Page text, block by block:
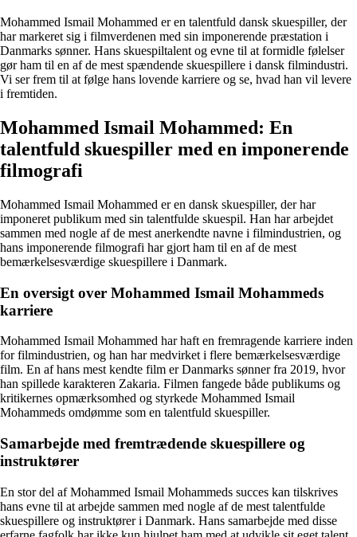
Mohammed Ismail Mohammed er en talentfuld dansk skuespiller, der
har markeret sig i filmverdenen med sin imponerende præstation i
Danmarks sønner. Hans skuespiltalent og evne til at formidle følelser
gør ham til en af de mest spændende skuespillere i dansk filmindustri.
Vi ser frem til at følge hans lovende karriere og se, hvad han vil levere
i fremtiden.
Mohammed Ismail Mohammed: En
talentfuld skuespiller med en imponerende
filmografi
Mohammed Ismail Mohammed er en dansk skuespiller, der har
imponeret publikum med sin talentfulde skuespil. Han har arbejdet
sammen med nogle af de mest anerkendte navne i filmindustrien, og
hans imponerende filmografi har gjort ham til en af de mest
bemærkelsesværdige skuespillere i Danmark.
En oversigt over Mohammed Ismail Mohammeds
karriere
Mohammed Ismail Mohammed har haft en fremragende karriere inden
for filmindustrien, og han har medvirket i flere bemærkelsesværdige
film. En af hans mest kendte film er Danmarks sønner fra 2019, hvor
han spillede karakteren Zakaria. Filmen fangede både publikums og
kritikernes opmærksomhed og styrkede Mohammed Ismail
Mohammeds omdømme som en talentfuld skuespiller.
Samarbejde med fremtrædende skuespillere og
instruktører
En stor del af Mohammed Ismail Mohammeds succes kan tilskrives
hans evne til at arbejde sammen med nogle af de mest talentfulde
skuespillere og instruktører i Danmark. Hans samarbejde med disse